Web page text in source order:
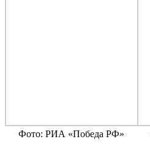
Фото: РИА «Победа РФ»